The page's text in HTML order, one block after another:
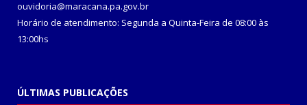
ouvidoria@maracana.pa.gov.br
Horário de atendimento: Segunda a Quinta-Feira de 08:00 às
13:00hs
ÚLTIMAS PUBLICAÇÕES